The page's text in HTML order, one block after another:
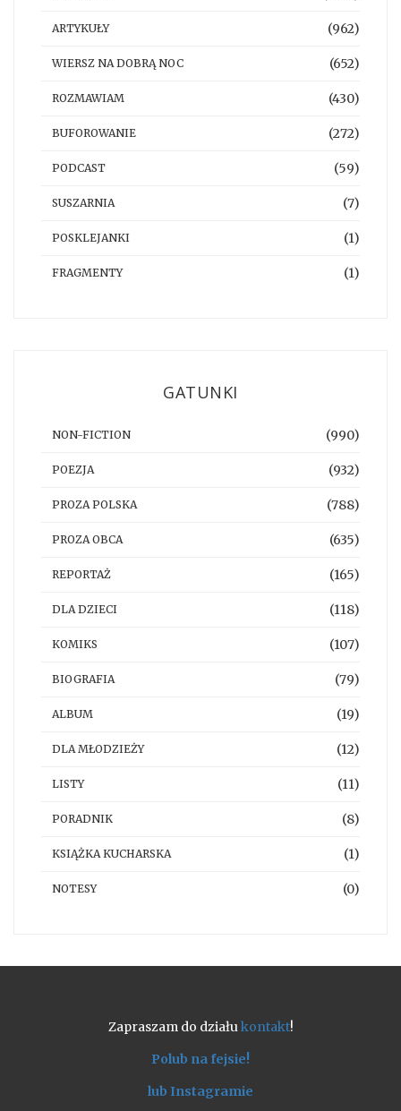
ARTYKUŁY (962)
WIERSZ NA DOBRĄ NOC (652)
ROZMAWIAM (430)
BUFOROWANIE (272)
PODCAST (59)
SUSZARNIA (7)
POSKLEJANKI (1)
FRAGMENTY (1)
GATUNKI
NON-FICTION (990)
POEZJA (932)
PROZA POLSKA (788)
PROZA OBCA (635)
REPORTAŻ (165)
DLA DZIECI (118)
KOMIKS (107)
BIOGRAFIA (79)
ALBUM (19)
DLA MŁODZIEŻY (12)
LISTY (11)
PORADNIK (8)
KSIĄŻKA KUCHARSKA (1)
NOTESY (0)
Zapraszam do działukontakt!
Polub na fejsie!
lub Instagramie